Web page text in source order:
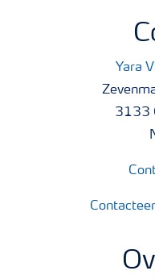
Yara
3133